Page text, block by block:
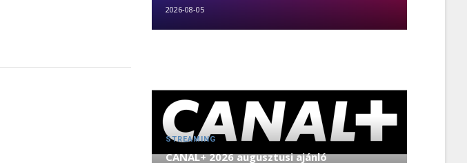
2026-08-05
STREAMING
CANAL+ 2026 augusztusi ajánló